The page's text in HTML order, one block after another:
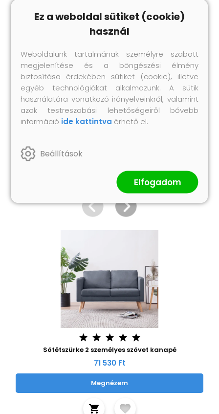
Párna vastagsága: 5 cm
Párnahuzatok levehetők
A szállítmány tartalma:
1 x 3 személyes kanapé
3 x Ülőpárna
2 x Hátpárna
2 db Párna
Hasonló termékek
Sötétszürke 2 személyes szövet kanapé
71 530 Ft
Megnézem
Ez a weboldal sütiket (cookie)
használ
Weboldalunk tartalmának személyre szabott
megjelenítése és a böngészési élmény
biztosítása érdekében sütiket (cookie), illetve
egyéb technológiákat alkalmazunk. A sütik
használatára vonatkozó irányelveinkről, valamint
azok testreszabási lehetőségeiről bővebb
információ ide kattintva érhető el.
Beállítások
Elfogadom